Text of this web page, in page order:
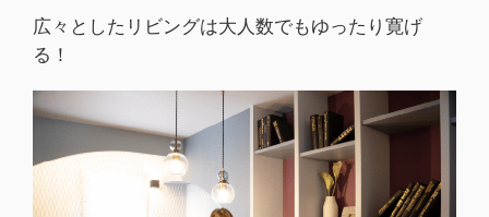
広々としたリビングは大人数でもゆったり寛げ
る！